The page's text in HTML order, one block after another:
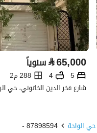
⃁65,000 سنوياً
5
4 288 م2
حي الواحة 87898594 -